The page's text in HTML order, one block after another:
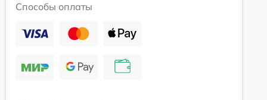
Способы оплаты